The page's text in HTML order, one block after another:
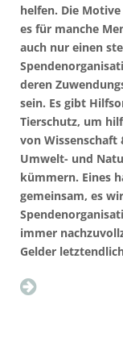
helfen. Die
es für manche
auch nur einen
deren
sein. Es gibt
Tierschutz, um
von Wissenschaft
Umwelt- und
kümmern. Eines
gemeinsam, es
immer
Gelder